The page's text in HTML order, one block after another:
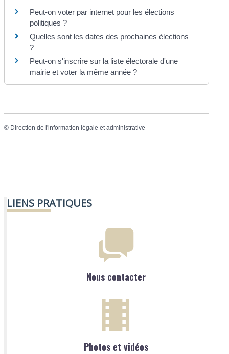
Peut-on voter par internet pour les élections
politiques ?
Quelles sont les dates des prochaines élections
?
Peut-on s'inscrire sur la liste électorale d'une
mairie et voter la même année ?
© Direction de l'information légale et administrative
LIENS PRATIQUES
Nous contacter
Photos et vidéos